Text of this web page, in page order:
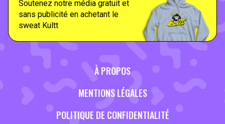
Soutenez notre média gratuit et
sans publicité en achetant le
sweat Kultt
À PROPOS
MENTIONS LÉGALES
POLITIQUE DE CONFIDENTIALITÉ